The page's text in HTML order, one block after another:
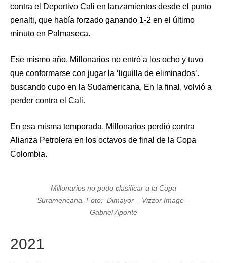
contra el Deportivo Cali en lanzamientos desde el punto
penalti, que había forzado ganando 1-2 en el último
minuto en Palmaseca.
Ese mismo año, Millonarios no entró a los ocho y tuvo
que conformarse con jugar la ‘liguilla de eliminados’.
buscando cupo en la Sudamericana, En la final, volvió a
perder contra el Cali.
En esa misma temporada, Millonarios perdió contra
Alianza Petrolera en los octavos de final de la Copa
Colombia.
Millonarios no pudo clasificar a la Copa
Suramericana. Foto: Dimayor – Vizzor Image –
Gabriel Aponte
2021